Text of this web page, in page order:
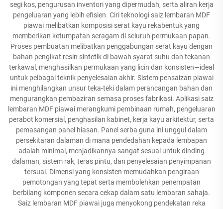
segi kos, pengurusan inventori yang dipermudah, serta aliran kerja
pengeluaran yang lebih efisien. Ciri teknologi saiz lembaran MDF
piawai melibatkan komposisi serat kayu rekabentuk yang
memberikan ketumpatan seragam di seluruh permukaan papan.
Proses pembuatan melibatkan penggabungan serat kayu dengan
bahan pengikat resin sintetik di bawah syarat suhu dan tekanan
terkawal, menghasilkan permukaan yang licin dan konsisten—ideal
untuk pelbagai teknik penyelesaian akhir. Sistem pensaizan piawai
ini menghilangkan unsur teka-teki dalam perancangan bahan dan
mengurangkan pembaziran semasa proses fabrikasi. Aplikasi saiz
lembaran MDF piawai merangkumi pembinaan rumah, pengeluaran
perabot komersial, penghasilan kabinet, kerja kayu arkitektur, serta
pemasangan panel hiasan. Panel serba guna ini unggul dalam
persekitaran dalaman di mana pendedahan kepada lembapan
adalah minimal, menjadikannya sangat sesuai untuk dinding
dalaman, sistem rak, teras pintu, dan penyelesaian penyimpanan
tersuai. Dimensi yang konsisten memudahkan pengiraan
pemotongan yang tepat serta membolehkan penempatan
berbilang komponen secara cekap dalam satu lembaran sahaja.
Saiz lembaran MDF piawai juga menyokong pendekatan reka